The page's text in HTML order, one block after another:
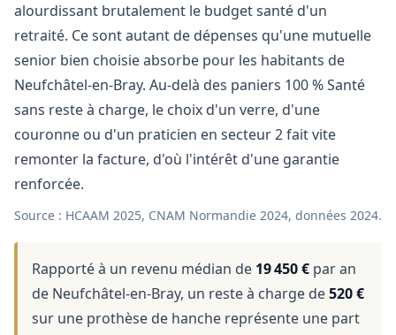
alourdissant brutalement le budget santé d'un
retraité. Ce sont autant de dépenses qu'une mutuelle
senior bien choisie absorbe pour les habitants de
Neufchâtel-en-Bray. Au-delà des paniers 100 % Santé
sans reste à charge, le choix d'un verre, d'une
couronne ou d'un praticien en secteur 2 fait vite
remonter la facture, d'où l'intérêt d'une garantie
renforcée.
Source : HCAAM 2025, CNAM Normandie 2024, données 2024.
Rapporté à un revenu médian de 19 450 € par an
de Neufchâtel-en-Bray, un reste à charge de520 €
sur une prothèse de hanche représente une part